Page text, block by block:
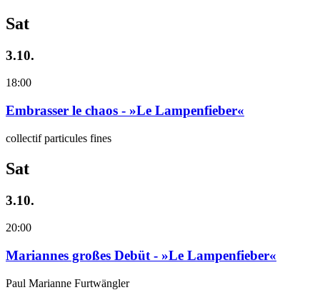
Sat
3.10.
18:00
Embrasser le chaos - »Le Lampenfieber«
collectif particules fines
Sat
3.10.
20:00
Mariannes großes Debüt - »Le Lampenfieber«
Paul Marianne Furtwängler